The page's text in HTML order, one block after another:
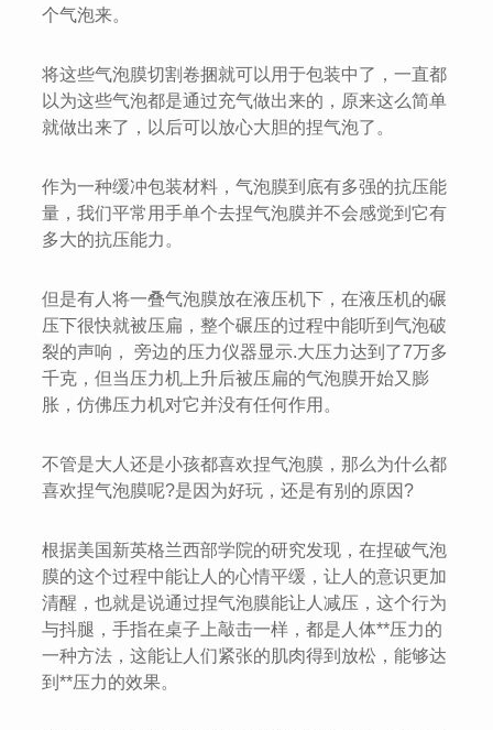
个气泡来。
将这些气泡膜切割卷捆就可以用于包装中了，一直都
以为这些气泡都是通过充气做出来的，原来这么简单
就做出来了，以后可以放心大胆的捏气泡了。
作为一种缓冲包装材料，气泡膜到底有多强的抗压能
量，我们平常用手单个去捏气泡膜并不会感觉到它有
多大的抗压能力。
但是有人将一叠气泡膜放在液压机下，在液压机的碾
压下很快就被压扁，整个碾压的过程中能听到气泡破
裂的声响， 旁边的压力仪器显示.大压力达到了7万多
千克，但当压力机上升后被压扁的气泡膜开始又膨
胀，仿佛压力机对它并没有任何作用。
不管是大人还是小孩都喜欢捏气泡膜，那么为什么都
喜欢捏气泡膜呢?是因为好玩，还是有别的原因?
根据美国新英格兰西部学院的研究发现，在捏破气泡
膜的这个过程中能让人的心情平缓，让人的意识更加
清醒，也就是说通过捏气泡膜能让人减压，这个行为
与抖腿，手指在桌子上敲击一样，都是人体**压力的
一种方法，这能让人们紧张的肌肉得到放松，能够达
到**压力的效果。